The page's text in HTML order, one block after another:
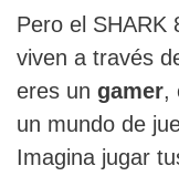
Pero el SHARK
viven a través
eres un gamer,
un mundo de
Imagina jugar